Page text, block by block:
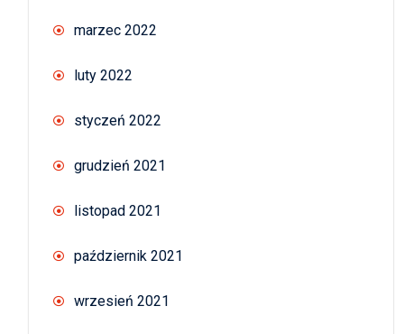
marzec 2022
luty 2022
styczeń 2022
grudzień 2021
listopad 2021
październik 2021
wrzesień 2021